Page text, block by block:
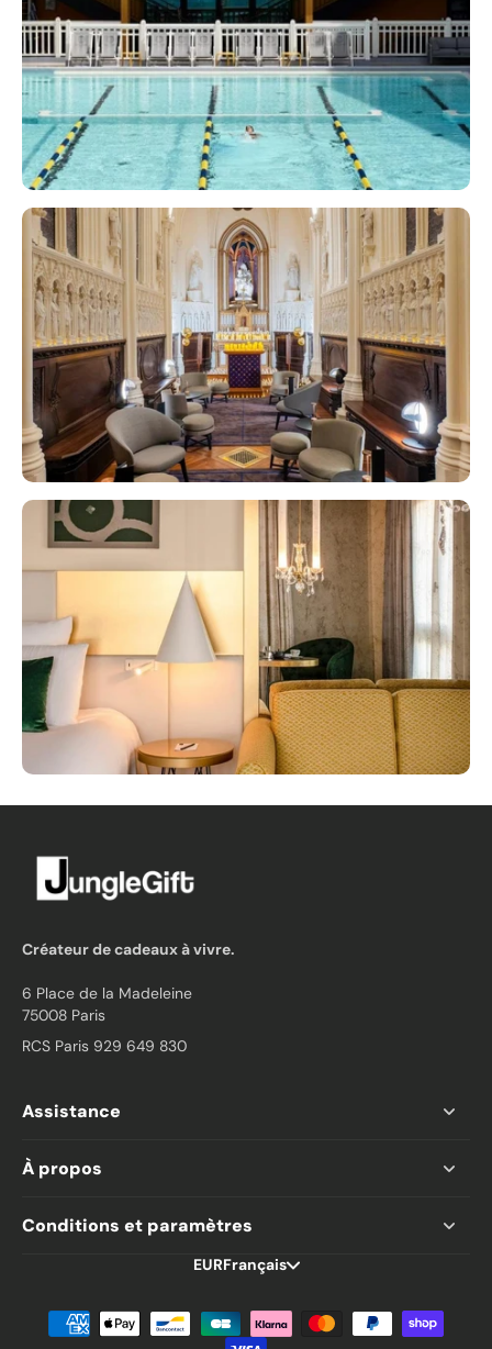
Créateur de cadeaux à vivre.
6 Place de la Madeleine
75008 Paris
RCS Paris 929 649 830
Assistance
À propos
Conditions et paramètres
EURFrançais